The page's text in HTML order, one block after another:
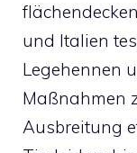
und Italien
Legehennen
Maßnahmen
Ausbreitung